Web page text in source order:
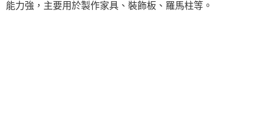
能力強，主要用於製作家具、裝飾板、羅馬柱等。